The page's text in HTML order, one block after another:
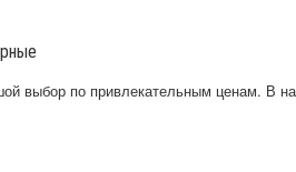
выбор по привлекательным ценам. В